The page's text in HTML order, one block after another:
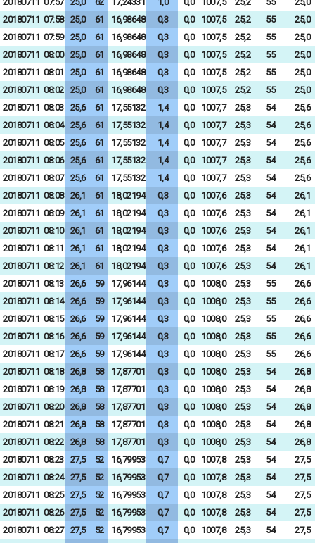
20180711 07:58 25,0 61 16,98648 0,3 0,0 1007,5 25,2 55
25,0
20180711 07:59 25,0 61 16,98648 0,3 0,0 1007,5 25,2 55
25,0
20180711 08:00 25,0 61 16,98648 0,3 0,0 1007,5 25,2 55
25,0
20180711 08:01 25,0 61 16,98648 0,3 0,0 1007,5 25,2 55
25,0
20180711 08:02 25,0 61 16,98648 0,3 0,0 1007,5 25,2 55
25,0
20180711 08:03 25,6 61 17,55132 1,4 0,0 1007,7 25,3 54
25,6
20180711 08:04 25,6 61 17,55132 1,4 0,0 1007,7 25,3 54
25,6
20180711 08:05 25,6 61 17,55132 1,4 0,0 1007,7 25,3 54
25,6
20180711 08:06 25,6 61 17,55132 1,4 0,0 1007,7 25,3 54
25,6
20180711 08:07 25,6 61 17,55132 1,4 0,0 1007,7 25,3 54
25,6
20180711 08:08 26,1 61 18,02194 0,3 0,0 1007,6 25,3 54
26,1
20180711 08:09 26,1 61 18,02194 0,3 0,0 1007,6 25,3 54
26,1
20180711 08:10 26,1 61 18,02194 0,3 0,0 1007,6 25,3 54
26,1
20180711 08:11 26,1 61 18,02194 0,3 0,0 1007,6 25,3 54
26,1
20180711 08:12 26,1 61 18,02194 0,3 0,0 1007,6 25,3 54
26,1
20180711 08:13 26,6 59 17,96144 0,3 0,0 1008,0 25,3 55
26,6
20180711 08:14 26,6 59 17,96144 0,3 0,0 1008,0 25,3 55
26,6
20180711 08:15 26,6 59 17,96144 0,3 0,0 1008,0 25,3 55
26,6
20180711 08:16 26,6 59 17,96144 0,3 0,0 1008,0 25,3 55
26,6
20180711 08:17 26,6 59 17,96144 0,3 0,0 1008,0 25,3 55
26,6
20180711 08:18 26,8 58 17,87701 0,3 0,0 1008,0 25,3 54
26,8
20180711 08:19 26,8 58 17,87701 0,3 0,0 1008,0 25,3 54
26,8
20180711 08:20 26,8 58 17,87701 0,3 0,0 1008,0 25,3 54
26,8
20180711 08:21 26,8 58 17,87701 0,3 0,0 1008,0 25,3 54
26,8
20180711 08:22 26,8 58 17,87701 0,3 0,0 1008,0 25,3 54
26,8
20180711 08:23 27,5 52 16,79953 0,7 0,0 1007,8 25,3 54
27,5
20180711 08:24 27,5 52 16,79953 0,7 0,0 1007,8 25,3 54
27,5
20180711 08:25 27,5 52 16,79953 0,7 0,0 1007,8 25,3 54
27,5
20180711 08:26 27,5 52 16,79953 0,7 0,0 1007,8 25,3 54
27,5
20180711 08:27 27,5 52 16,79953 0,7 0,0 1007,8 25,3 54
27,5